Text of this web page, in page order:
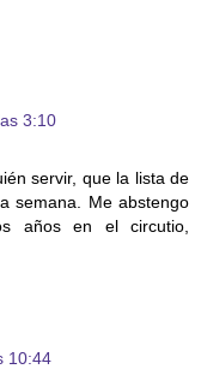
3:10
servir, que la lista de
semana. Me abstengo
años en el circutio,
10:44